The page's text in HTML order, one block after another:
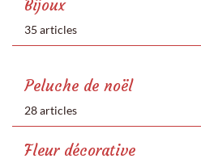
Bijoux
35 articles
Peluche de noël
28 articles
Fleur décorative